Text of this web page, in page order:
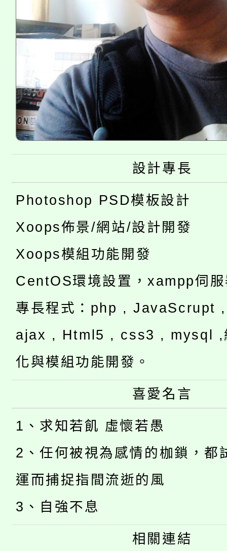
設計專長
Photoshop PSD模板設計
Xoops佈景/網站/設計開發
Xoops模組功能開發
CentOS環境設置，xampp伺
專長程式：php , JavaScrupt
ajax , Html5 , css3 , mysql ,
化與模組功能開發。
喜愛名言
1、求知若飢 虛懷若愚
2、任何被視為感情的枷鎖，都
運而捕捉指間流逝的風
3、自強不息
相關連結